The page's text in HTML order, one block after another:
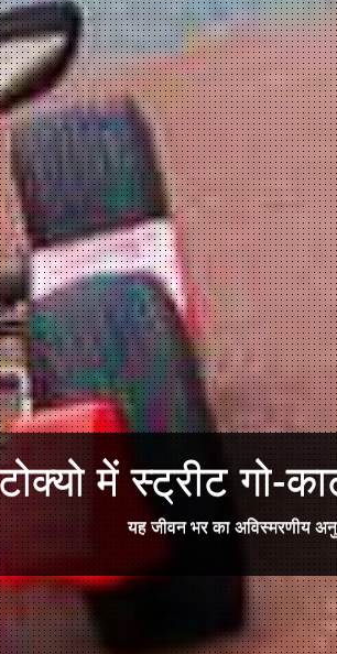
में स्ट्रीट गो-
यह जीवन भर का अविस्मरणीय